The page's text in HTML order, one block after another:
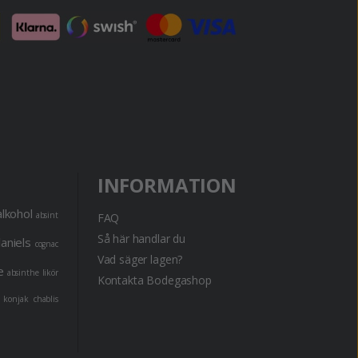
absint
cognac
absinthe likör
konjak chablis
INFORMATION
FAQ
Så här handlar du
Vad säger lagen?
Kontakta Bodegashop